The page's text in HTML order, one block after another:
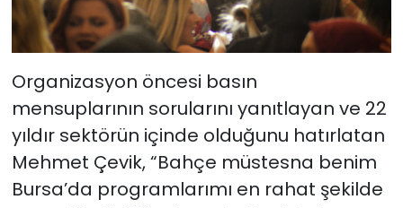
Organizasyon öncesi basın
mensuplarının sorularını yanıtlayan ve 22
yıldır sektörün içinde olduğunu hatırlatan
Mehmet Çevik, “Bahçe müstesna benim
Bursa’da programlarımı en rahat şekilde